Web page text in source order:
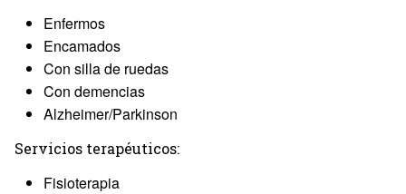
Enfermos
Encamados
Con silla de ruedas
Con demencias
Alzheimer/Parkinson
Servicios terapéuticos:
Fisioterapia